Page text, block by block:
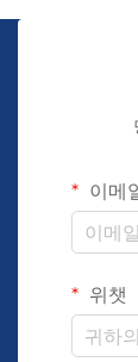
이메
위챗